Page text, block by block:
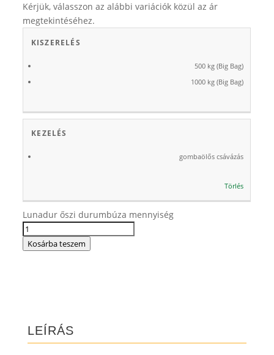
Kérjük, válasszon az alábbi variációk közül az ár
megtekintéséhez.
KISZERELÉS
500 kg (Big Bag)
1000 kg (Big Bag)
KEZELÉS
gombaölős csávázás
Törlés
Lunadur őszi durumbúza mennyiség
Kosárba teszem
LEÍRÁS